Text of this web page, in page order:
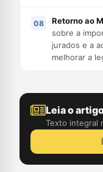
Retorno ao
sobre a
jurados e a
melhorar a
Leia o
Texto integral